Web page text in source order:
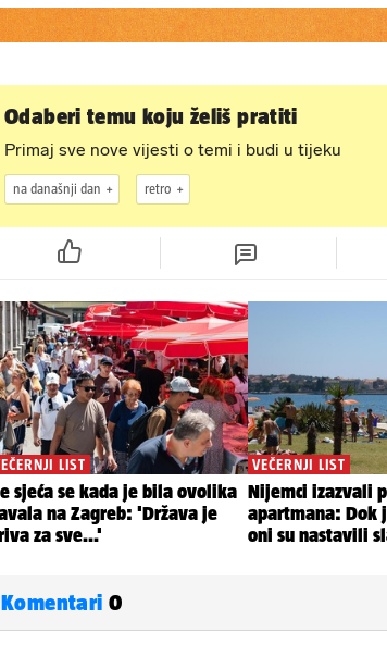
Odaberi temu koju želiš pratiti
Primaj sve nove vijesti o temi i budi u tijeku
na današnji dan retro
Komentari 0